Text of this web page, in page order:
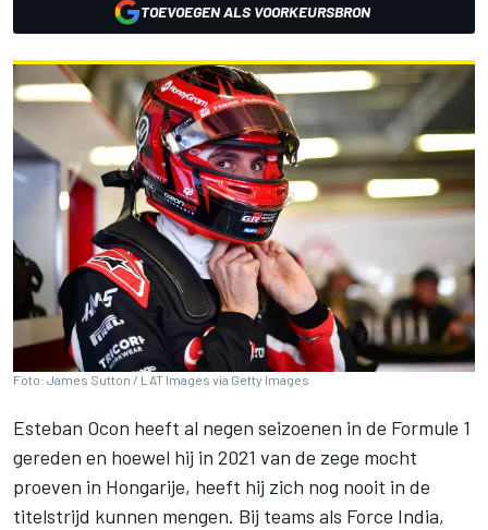
TOEVOEGEN ALS VOORKEURSBRON
Foto: James Sutton / LAT Images via Getty Images
Esteban Ocon heeft al negen seizoenen in de Formule 1
gereden en hoewel hij in 2021 van de zege mocht
proeven in Hongarije, heeft hij zich nog nooit in de
titelstrijd kunnen mengen. Bij teams als Force India,